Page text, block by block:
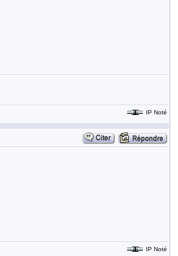
IP Noté
IP Noté